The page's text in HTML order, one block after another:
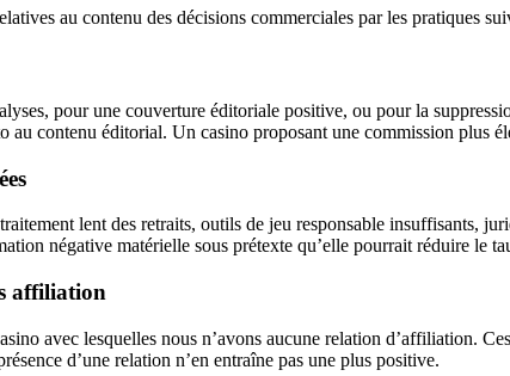
au contenu des décisions commerciales par les pratiques
pour une couverture éditoriale positive, ou pour la
au contenu éditorial. Un casino proposant une commission plus
lent des retraits, outils de jeu responsable insuffisants,
négative matérielle sous prétexte qu’elle pourrait réduire le
affiliation
avec lesquelles nous n’avons aucune relation d’affiliation.
d’une relation n’en entraîne pas une plus positive.